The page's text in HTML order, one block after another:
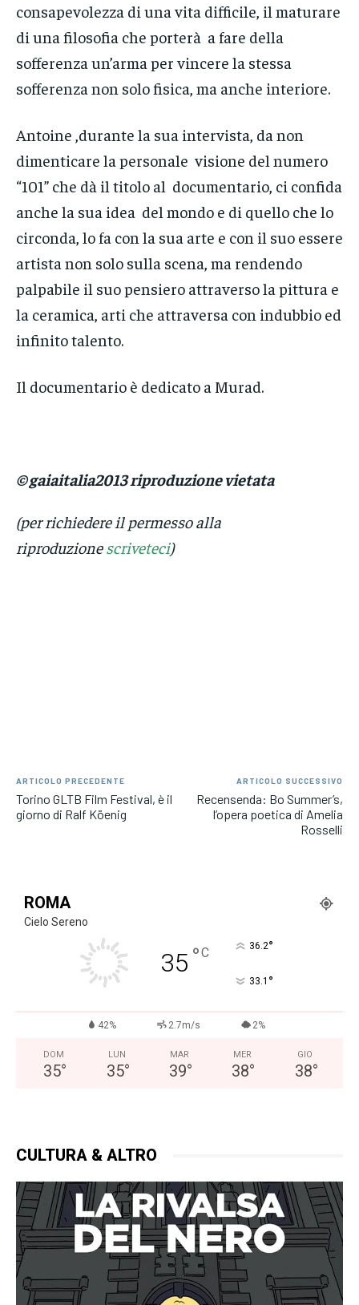
consapevolezza di una vita difficile, il maturare
di una filosofia che porterà a fare della
sofferenza un’arma per vincere la stessa
sofferenza non solo fisica, ma anche interiore.
Antoine ,durante la sua intervista, da non
dimenticare la personale visione del numero
“101” che dà il titolo al documentario, ci confida
anche la sua idea del mondo e di quello che lo
circonda, lo fa con la sua arte e con il suo essere
artista non solo sulla scena, ma rendendo
palpabile il suo pensiero attraverso la pittura e
la ceramica, arti che attraversa con indubbio ed
infinito talento.
Il documentario è dedicato a Murad.
© gaiaitalia2013 riproduzione vietata
(per richiedere il permesso alla
riproduzionescriveteci)
ARTICOLO PRECEDENTE
Torino GLTB Film Festival, è il
giorno di Ralf Köenig
ARTICOLO SUCCESSIVO
Recensenda: Bo Summer’s,
l’opera poetica di Amelia
Rosselli
ROMA
Cielo Sereno
35 °C 36.2°
33.1 °
42% 2.7m/s 2%
DOM
35°
LUN
35°
MAR
39°
MER
38°
GIO
38°
CULTURA & ALTRO